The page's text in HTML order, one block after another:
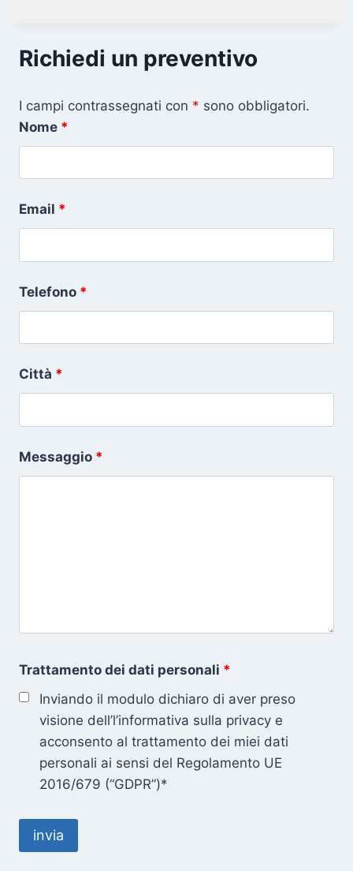
Richiedi un preventivo
I campi contrassegnati con * sono obbligatori.
Nome *
Email *
Telefono *
Città *
Messaggio *
Trattamento dei dati personali *
Inviando il modulo dichiaro di aver preso
visione dell’l’informativa sulla privacy e
acconsento al trattamento dei miei dati
personali ai sensi del Regolamento UE
2016/679 (“GDPR”)*